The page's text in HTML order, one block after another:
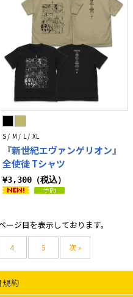
S / M / L / XL
『新世紀エヴァンゲリオン』
全使徒 Tシャツ
¥3,300（税込）
ージ目を表示しております。
4 5 次 »
規約